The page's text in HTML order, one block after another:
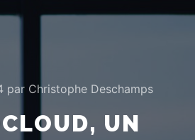
par Christophe Deschamps
UN